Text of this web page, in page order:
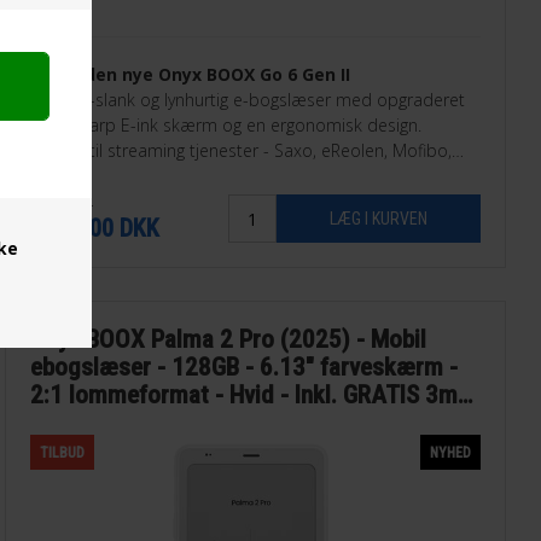
Oplev den nye Onyx BOOX Go 6 Gen II
En ultra-slank og lynhurtig e-bogslæser med opgraderet
RAM, skarp E-ink skærm og en ergonomisk design.
Perfekt til streaming tjenester - Saxo, eReolen, Mofibo,
1.995,00
1.689,00 DKK
Onyx BOOX Palma 2 Pro (2025) - Mobil
ebogslæser - 128GB - 6.13" farveskærm -
2:1 lommeformat - Hvid - Inkl. GRATIS 3mdr
TILBUD NYHED